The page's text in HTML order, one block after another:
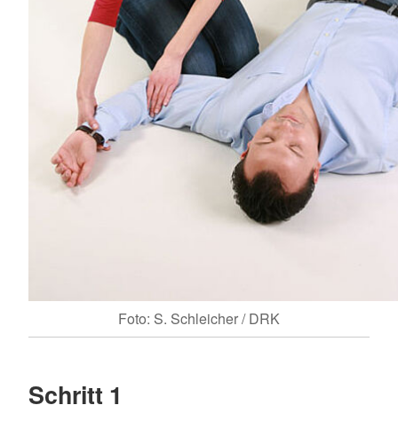
Foto: S. Schleicher / DRK
Schritt 1